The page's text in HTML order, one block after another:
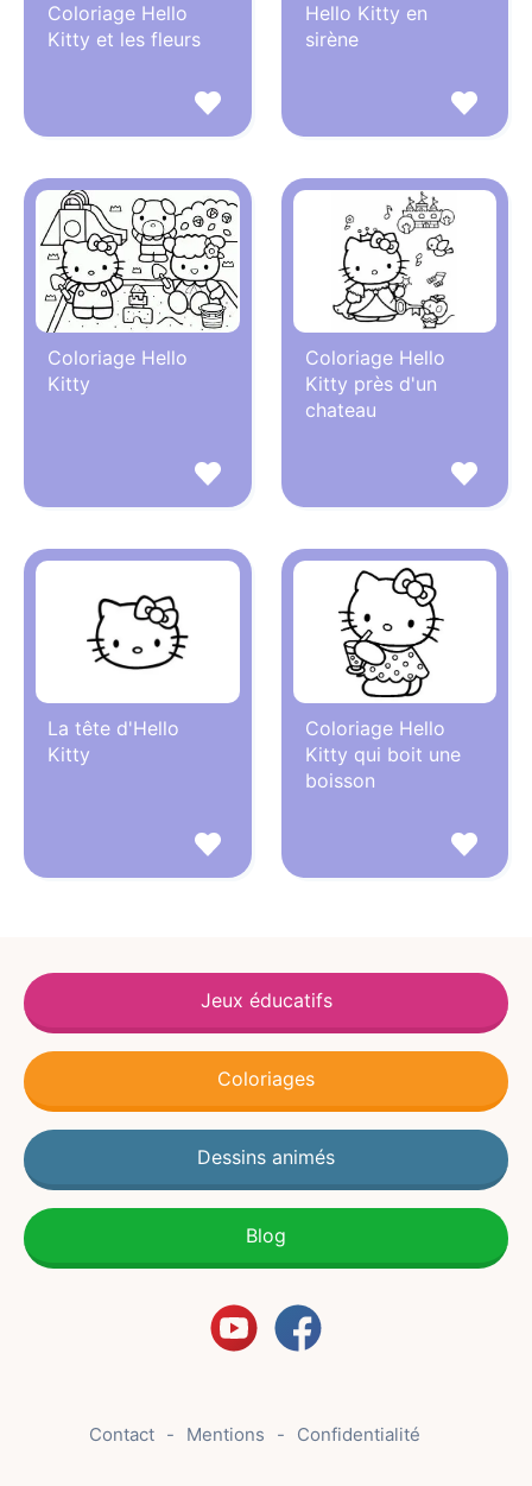
Coloriage Hello
Kitty et les fleurs
Hello Kitty en
sirène
Coloriage Hello
Kitty
Coloriage Hello
Kitty près d'un
chateau
La tête d'Hello
Kitty
Coloriage Hello
Kitty qui boit une
boisson
Jeux éducatifs
Coloriages
Dessins animés
Blog
Contact Mentions Confidentialité